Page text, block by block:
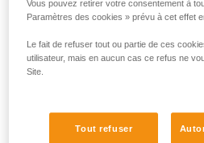
Vous pouvez retirer votre consentement à
Paramètres des cookies » prévu à cet effet
Le fait de refuser tout ou partie de ces
utilisateur, mais en aucun cas ce refus ne
Site.
Tout refuser